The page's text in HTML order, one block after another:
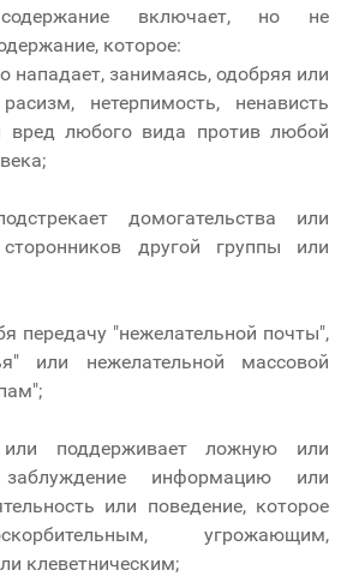
включает, но не
которое:
нападает, занимаясь, одобряя или
нетерпимость, ненависть
вред любого вида против любой
домогательства или
сторонников другой группы или
передачу "нежелательной почты",
или нежелательной массовой
или поддерживает ложную или
информацию или
или поведение, которое
угрожающим,
клеветническим;